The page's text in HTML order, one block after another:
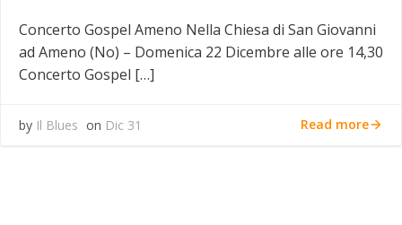
Concerto Gospel Ameno Nella Chiesa di San Giovanni
ad Ameno (No) – Domenica 22 Dicembre alle ore 14,30
Concerto Gospel […]
by Il Blues on Dic 31 Read more